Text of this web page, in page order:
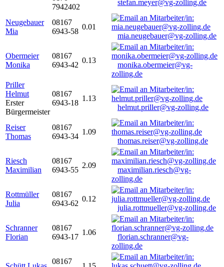
7942402
stefan.meyer@vg-zolling.de
Neugebauer
Mia
08167
6943-58
0.01
mia.neugebauer@vg-zolling.de
Obermeier
Monika
08167
6943-42
0.13
monika.obermeier@vg-
zolling.de
Priller
Helmut
Erster
Bürgermeister
08167
6943-18
1.13
helmut.priller@vg-zolling.de
Reiser
Thomas
08167
6943-34
1.09
thomas.reiser@vg-zolling.de
Riesch
Maximilian
08167
6943-55
2.09
maximilian.riesch@vg-
zolling.de
Rottmüller
Julia
08167
6943-62
0.12
julia.rottmueller@vg-zolling.de
Schranner
Florian
08167
6943-17
1.06
florian.schranner@vg-
zolling.de
08167